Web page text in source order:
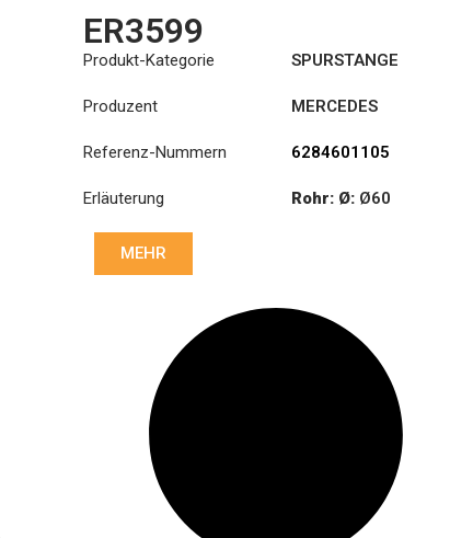
ER3599
Produkt-Kategorie SPURSTANGE
Produzent MERCEDES
Referenz-Nummern 6284601105
Erläuterung Rohr: Ø: Ø60
MEHR